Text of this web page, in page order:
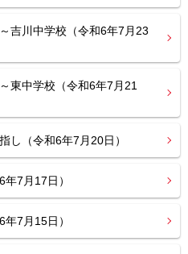
吉川中学校（令和6年7月23
東中学校（令和6年7月21
し（令和6年7月20日）
7月17日）
7月15日）